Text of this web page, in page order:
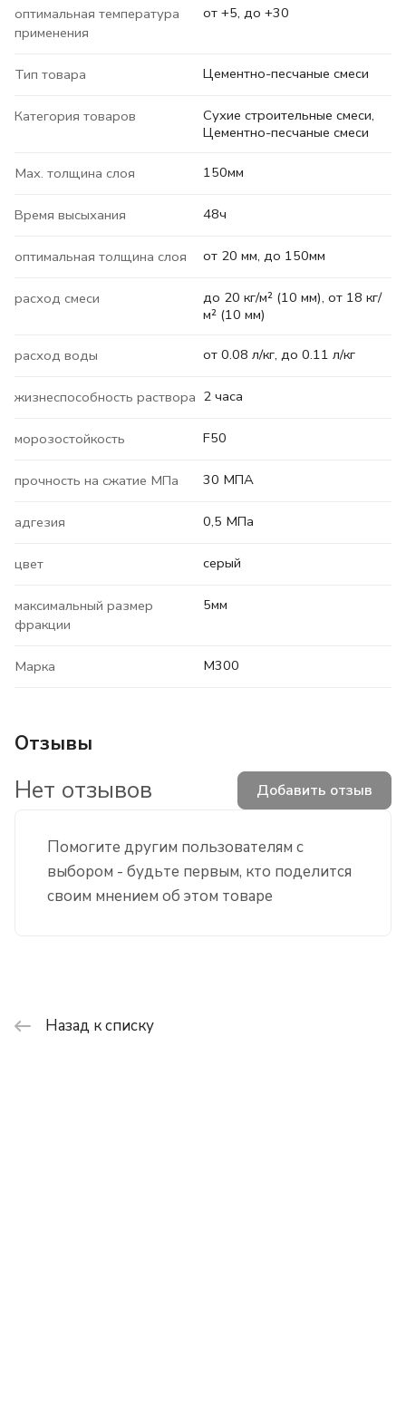
оптимальная температура
применения
от +5, до +30
Тип товара Цементно-песчаные смеси
Категория товаров
Сухие строительные смеси,
Цементно-песчаные смеси
Max. толщина слоя 150мм
Время высыхания 48ч
оптимальная толщина слоя от 20 мм, до 150мм
расход смеси
до 20 кг/м² (10 мм), от 18 кг/
м² (10 мм)
расход воды от 0.08 л/кг, до 0.11 л/кг
жизнеспособность раствора 2 часа
морозостойкость F50
прочность на сжатие МПа 30 МПА
адгезия 0,5 МПа
цвет серый
максимальный размер
фракции
5мм
Марка М300
Отзывы
Помогите другим пользователям с
выбором - будьте первым, кто поделится
своим мнением об этом товаре
Нет отзывов Добавить отзыв
Назад к списку